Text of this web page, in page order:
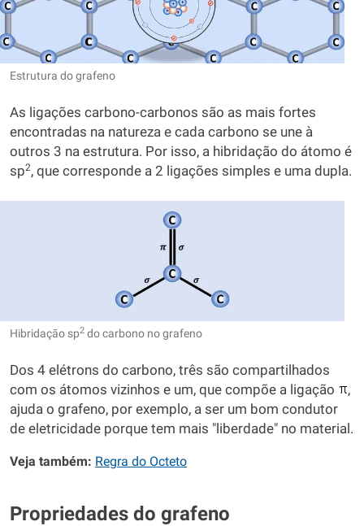
Estrutura do grafeno
As ligações carbono-carbonos são as mais fortes
encontradas na natureza e cada carbono se une à
outros 3 na estrutura. Por isso, a hibridação do átomo é
sp2, que corresponde a 2 ligações simples e uma dupla.
Hibridação sp2 do carbono no grafeno
Dos 4 elétrons do carbono, três são compartilhados
com os átomos vizinhos e um, que compõe a ligação
,
ajuda o grafeno, por exemplo, a ser um bom condutor
de eletricidade porque tem mais "liberdade" no material.
Veja também: Regra do Octeto
Propriedades do grafeno